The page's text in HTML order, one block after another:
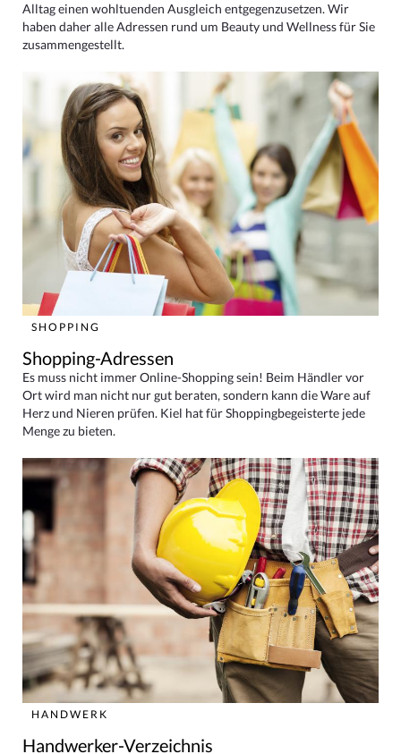
Alltag einen wohltuenden Ausgleich entgegenzusetzen. Wir
haben daher alle Adressen rund um Beauty und Wellness für Sie
zusammengestellt.
SHOPPING
Shopping-Adressen
Es muss nicht immer Online-Shopping sein! Beim Händler vor
Ort wird man nicht nur gut beraten, sondern kann die Ware auf
Herz und Nieren prüfen. Kiel hat für Shoppingbegeisterte jede
Menge zu bieten.
HANDWERK
Handwerker-Verzeichnis